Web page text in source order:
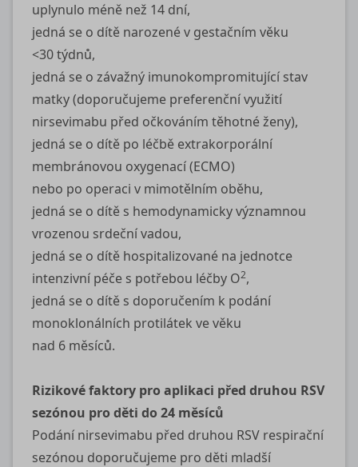
uplynulo méně než 14 dní,
jedná se o dítě narozené v gestačním věku
<30 týdnů,
jedná se o závažný imunokompromitující stav
matky (doporučujeme preferenční využití
nirsevimabu před očkováním těhotné ženy),
jedná se o dítě po léčbě extrakorporální
membránovou oxygenací (ECMO)
nebo po operaci v mimotělním oběhu,
jedná se o dítě s hemodynamicky významnou
vrozenou srdeční vadou,
jedná se o dítě hospitalizované na jednotce
intenzivní péče s potřebou léčby O2,
jedná se o dítě s doporučením k podání
monoklonálních protilátek ve věku
nad 6 měsíců.
Rizikové faktory pro aplikaci před druhou RSV
sezónou pro děti do 24 měsíců
Podání nirsevimabu před druhou RSV respirační
sezónou doporučujeme pro děti mladší